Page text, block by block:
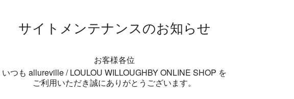
サイトメンテナンスのお知らせ
お客様各位
いつも allureville / LOULOU WILLOUGHBY ONLINE SHOP を
ご利用いただき誠にありがとうございます。